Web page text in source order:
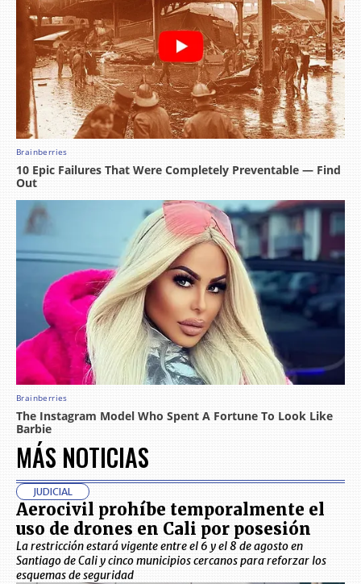
MÁS NOTICIAS
JUDICIAL
Aerocivil prohíbe temporalmente el
uso de drones en Cali por posesión
La restricción estará vigente entre el 6 y el 8 de agosto en
Santiago de Cali y cinco municipios cercanos para reforzar los
esquemas de seguridad